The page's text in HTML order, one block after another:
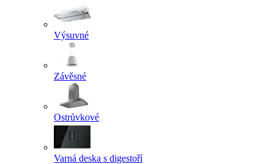
Výsuvné
Závěsné
Ostrůvkové
Varná deska s digestoří